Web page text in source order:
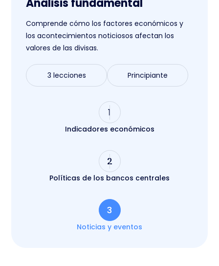
Análisis fundamental
Comprende cómo los factores económicos y
los acontecimientos noticiosos afectan los
valores de las divisas.
3 lecciones Principiante
1
Indicadores económicos
2
Políticas de los bancos centrales
3
Noticias y eventos